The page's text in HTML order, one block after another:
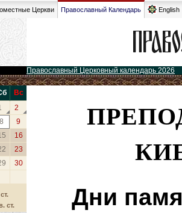
Церкви Православный Календарь English
Православный Церковный календарь 2026
Вс
2
8
9
16
23
30
ст.
Дни